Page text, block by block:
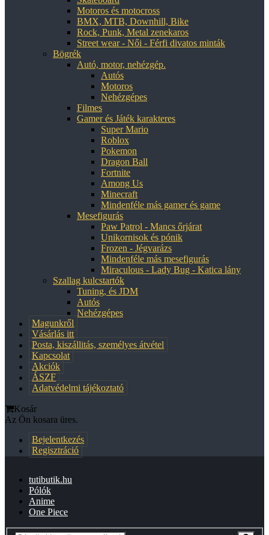
Motoros és motocross
BMX, MTB, Downhill, Bike
Rock, Punk, Metal zenekaros
Street wear - Női - Férfi divatos minták
Bögrék
Autó, motor, nehézgép.
Autós
Motoros
Nehézgépes
Filmes
Gamer és Játék karakteres
Super Mario
Roblox
Pokemon
Dragon Ball
Fortnite
Among Us
Minecraft
Mindenféle más gamer és game
Mesefigurás
Paw Patrol - Mancs őrjárat
Unikornisok és pónik
Frozen - Jégvarázs
Mindenféle más mesefigurás
Miraculous - Lady Bug - Katica lány
Szallag kulcstartók
Tuning, és JDM
Autós
Nehézgépes
Magunkről
Vásárlás itt
Posta, kiszállitás, személyes átvétel
Kapcsolat
Akciók
ÁSZF
Adatvédelmi tájékoztató
Kosár
Az Ön kosara üres.
Bejelentkezés
Regisztráció
tutibutik.hu
Pólók
Anime
One Piece